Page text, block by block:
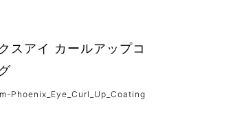
スアイ カールアップコ
Phoenix_Eye_Curl_Up_Coating